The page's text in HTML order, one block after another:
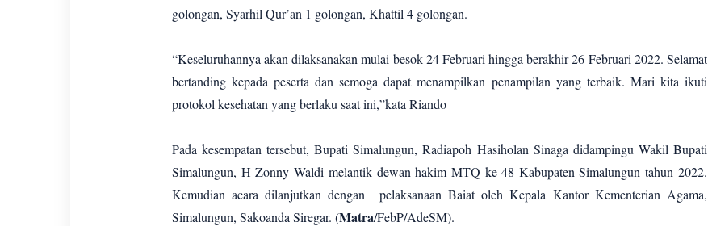
golongan, Syarhil Qur’an 1 golongan, Khattil 4 golongan.
“Keseluruhannya akan dilaksanakan mulai besok 24 Februari hingga berakhir 26 Februari 2022. Selamat
bertanding kepada peserta dan semoga dapat menampilkan penampilan yang terbaik. Mari kita ikuti
protokol kesehatan yang berlaku saat ini,”kata Riando
Pada kesempatan tersebut, Bupati Simalungun, Radiapoh Hasiholan Sinaga didampingu Wakil Bupati
Simalungun, H Zonny Waldi melantik dewan hakim MTQ ke-48 Kabupaten Simalungun tahun 2022.
Kemudian acara dilanjutkan dengan pelaksanaan Baiat oleh Kepala Kantor Kementerian Agama,
Simalungun, Sakoanda Siregar. (Matra/FebP/AdeSM).